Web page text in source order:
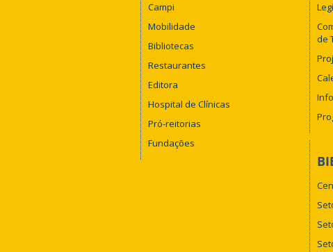
Campi
Mobilidade
Bibliotecas
Restaurantes
Editora
Hospital de Clínicas
Pró-reitorias
Fundações
de